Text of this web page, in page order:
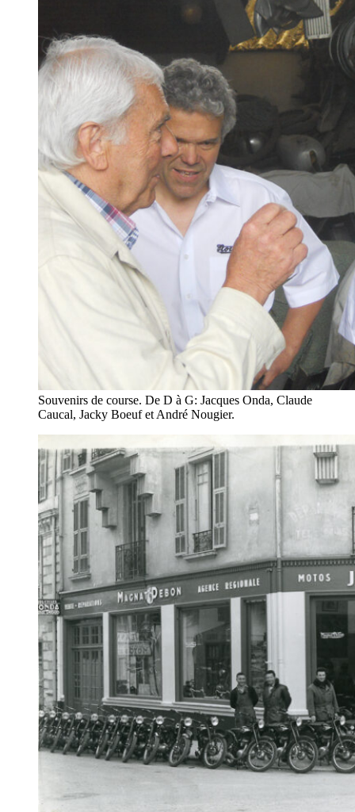
Souvenirs de course. De D à G: Jacques Onda, Claude
Caucal, Jacky Boeuf et André Nougier.